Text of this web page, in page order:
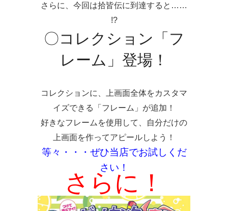
さらに、今回は拾皆伝に到達すると……
!?
〇コレクション「フ
レーム」登場！
コレクションに、上画面全体をカスタマ
イズできる
「フレーム」 が追加！
好きなフレームを使用して、自分だけの
上画面を作ってアピールしよう！
等々・・・ぜひ当店でお試しくだ
さい！
さらに！